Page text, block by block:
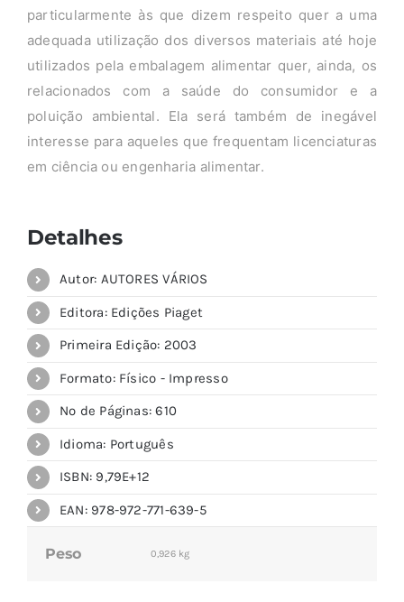
particularmente às que dizem respeito quer a uma
adequada utilização dos diversos materiais até hoje
utilizados pela embalagem alimentar quer, ainda, os
relacionados com a saúde do consumidor e a
poluição ambiental. Ela será também de inegável
interesse para aqueles que frequentam licenciaturas
em ciência ou engenharia alimentar.
Detalhes
Autor: AUTORES VÁRIOS
Editora: Edições Piaget
Primeira Edição: 2003
Formato: Físico - Impresso
Nº de Páginas: 610
Idioma: Português
ISBN: 9,79E+12
EAN: 978-972-771-639-5
Peso 0,926 kg